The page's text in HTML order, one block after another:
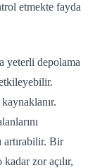
etmekte fayda
yeterli depolama
artırabilir. Bir
kadar zor açılır,